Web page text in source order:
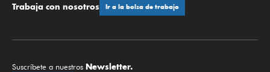
Trabaja con nosotros Ir a la bolsa de trabajo
Suscríbete a nuestros Newsletter.